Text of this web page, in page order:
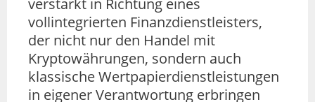
verstärkt in Richtung eines
vollintegrierten Finanzdienstleisters,
der nicht nur den Handel mit
Kryptowährungen, sondern auch
klassische Wertpapierdienstleistungen
in eigener Verantwortung erbringen